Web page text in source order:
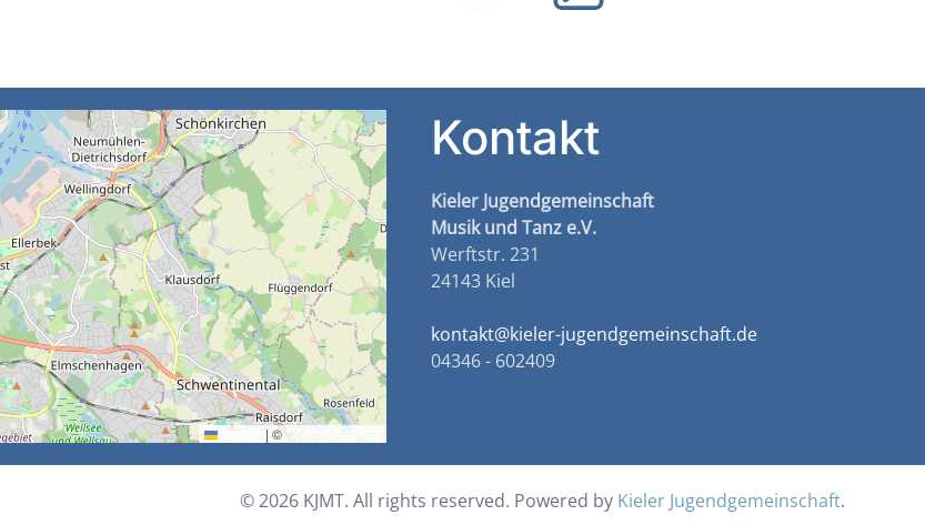
Leaflet | © OpenStreetMap
Kontakt
Kieler Jugendgemeinschaft
Musik und Tanz e.V.
Werftstr. 231
24143 Kiel
kontakt@kieler-jugendgemeinschaft.de
04346 - 602409
©2026 KJMT. All rights reserved. Powered by Kieler Jugendgemeinschaft.